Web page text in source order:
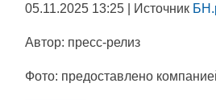
05.11.2025 13:25 | Источник
Автор: пресс-релиз
Фото: предоставлено